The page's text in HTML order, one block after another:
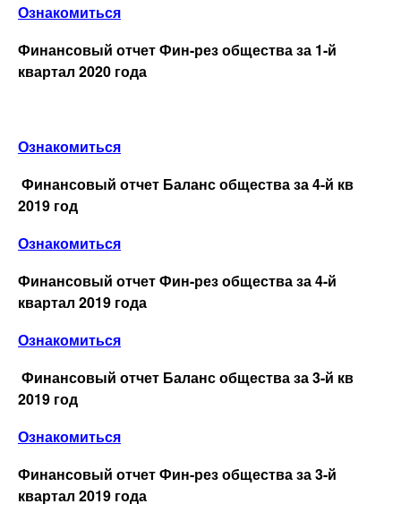
Ознакомиться
Финансовый отчет Фин-рез общества за 1-й
квартал 2020 года
Ознакомиться
Финансовый отчет Баланс общества за 4-й кв
2019 год
Ознакомиться
Финансовый отчет Фин-рез общества за 4-й
квартал 2019 года
Ознакомиться
Финансовый отчет Баланс общества за 3-й кв
2019 год
Ознакомиться
Финансовый отчет Фин-рез общества за 3-й
квартал 2019 года